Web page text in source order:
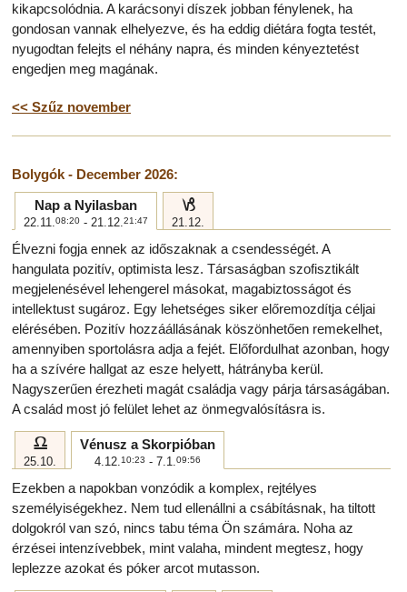
kikapcsolódnia. A karácsonyi díszek jobban fénylenek, ha
gondosan vannak elhelyezve, és ha eddig diétára fogta testét,
nyugodtan felejts el néhány napra, és minden kényeztetést
engedjen meg magának.
<< Szűz november
Bolygók - December 2026:
Nap a Nyilasban
22.11.08:20 - 21.12.21:47
j
21.12.
Élvezni fogja ennek az időszaknak a csendességét. A
hangulata pozitív, optimista lesz. Társaságban szofisztikált
megjelenésével lehengerel másokat, magabiztosságot és
intellektust sugároz. Egy lehetséges siker előremozdítja céljai
elérésében. Pozitív hozzáállásának köszönhetően remekelhet,
amennyiben sportolásra adja a fejét. Előfordulhat azonban, hogy
ha a szívére hallgat az esze helyett, hátrányba kerül.
Nagyszerűen érezheti magát családja vagy párja társaságában.
A család most jó felület lehet az önmegvalósításra is.
g
25.10.
Vénusz a Skorpióban
4.12.10:23 - 7.1.09:56
Ezekben a napokban vonzódik a komplex, rejtélyes
személyiségekhez. Nem tud ellenállni a csábításnak, ha tiltott
dolgokról van szó, nincs tabu téma Ön számára. Noha az
érzései intenzívebbek, mint valaha, mindent megtesz, hogy
leplezze azokat és póker arcot mutasson.